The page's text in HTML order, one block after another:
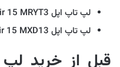
لپ تاپ اپل MacBook Air 15 MRYT3
لپ تاپ اپل MacBook Air 15 MXD13
قبل از خرید